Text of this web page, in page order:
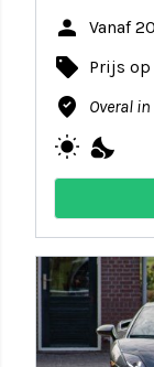
person Vanaf
local_offer Prijs op
where_to_vote Overal
wb_sunny nights_stay